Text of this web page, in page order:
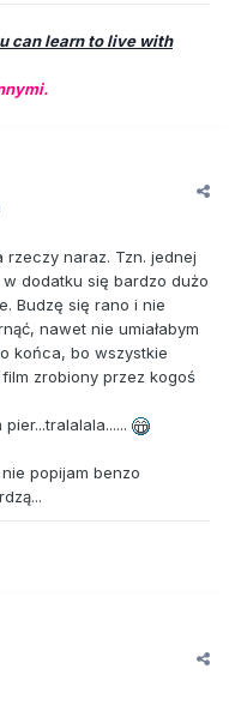
can learn to live with
naraz. Tzn. jednej
dodatku się bardzo dużo
Budzę się rano i nie
nawet nie umiałabym
końca, bo wszystkie
zrobiony przez kogoś
popijam benzo